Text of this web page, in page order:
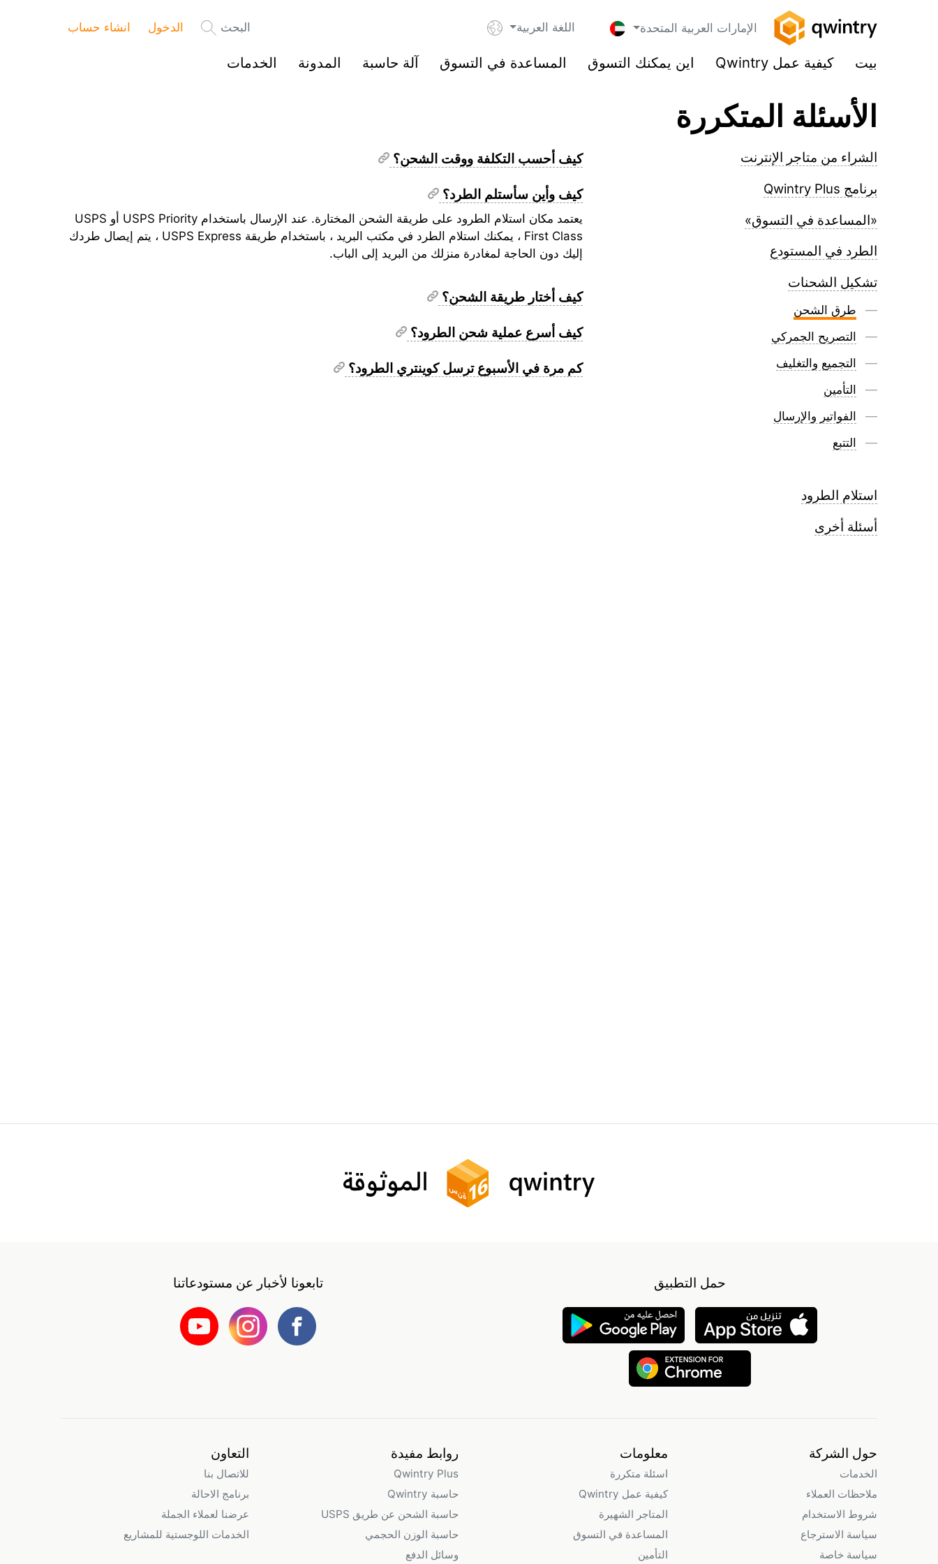
الإمارات العربية المتحدة اللغة العربية البحث الدخول انشاء حساب
بيت كيفية عمل Qwintry اين يمكنك التسوق المساعدة في التسوق آلة حاسبة المدونة الخدمات
الأسئلة المتكررة
الشراء من متاجر الإنترنت
برنامج Qwintry Plus
«المساعدة في التسوق»
الطرد في المستودع
تشكيل الشحنات
طرق الشحن
التصريح الجمركي
التجميع والتغليف
التأمين
الفواتير والإرسال
التتبع
استلام الطرود
أسئلة أخرى
كيف أحسب التكلفة ووقت الشحن؟
كيف وأين سأستلم الطرد؟
يعتمد مكان استلام الطرود على طريقة الشحن المختارة. عند الإرسال باستخدام USPS Priority أو USPS
First Class ، يمكنك استلام الطرد في مكتب البريد ، باستخدام طريقة USPS Express ، يتم إيصال طردك
إليك دون الحاجة لمغادرة منزلك من البريد إلى الباب.
كيف أختار طريقة الشحن؟
كيف أسرع عملية شحن الطرود؟
كم مرة في الأسبوع ترسل كوينتري الطرود؟
حمل التطبيق تابعونا لأخبار عن مستودعاتنا
حول الشركة
الخدمات
ملاحظات العملاء
شروط الاستخدام
سياسة الاسترجاع
سياسة خاصة
معلومات
اسئلة متكررة
كيفية عمل Qwintry
المتاجر الشهيرة
المساعدة في التسوق
التأمين
روابط مفيدة
Qwintry Plus
حاسبة Qwintry
حاسبة الشحن عن طريق USPS
حاسبة الوزن الحجمي
وسائل الدفع
التعاون
للاتصال بنا
برنامج الاحالة
عرضنا لعملاء الجملة
الخدمات اللوجستية للمشاريع